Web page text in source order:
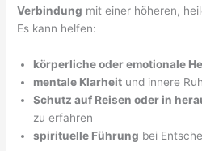
Verbindung mit einer höheren,
Es kann helfen:
körperliche oder emotionale
mentale Klarheit und innere
Schutz auf Reisen oder in
zu erfahren
spirituelle Führung bei